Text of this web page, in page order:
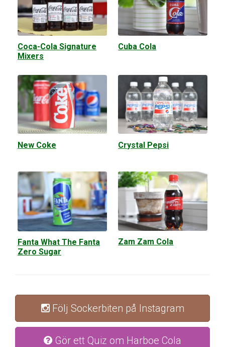
Coca-Cola Signature
Mixers
Cuba Cola
New Coke Crystal Pepsi
Fanta What The Fanta
Zero Sugar
Zam Zam Cola
Följ Sockerbiten på Instagram
Gör ett Quiz om Harboe Cola